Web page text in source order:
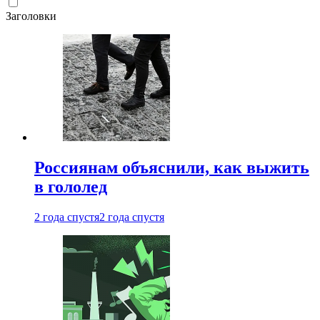
Заголовки
Россиянам объяснили, как выжить
в гололед
2 года спустя2 года спустя